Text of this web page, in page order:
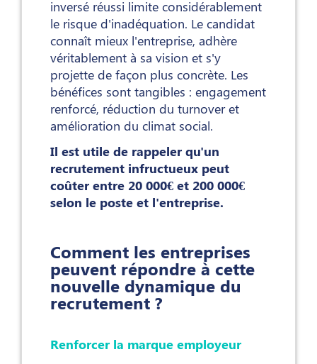
inversé réussi limite considérablement
le risque d'inadéquation. Le candidat
connaît mieux l'entreprise, adhère
véritablement à sa vision et s'y
projette de façon plus concrète. Les
bénéfices sont tangibles : engagement
renforcé, réduction du turnover et
amélioration du climat social.
Il est utile de rappeler qu'un
recrutement infructueux peut
coûter entre 20 000€ et 200 000€
selon le poste et l'entreprise.
Comment les entreprises
peuvent répondre à cette
nouvelle dynamique du
recrutement ?
Renforcer la marque employeur